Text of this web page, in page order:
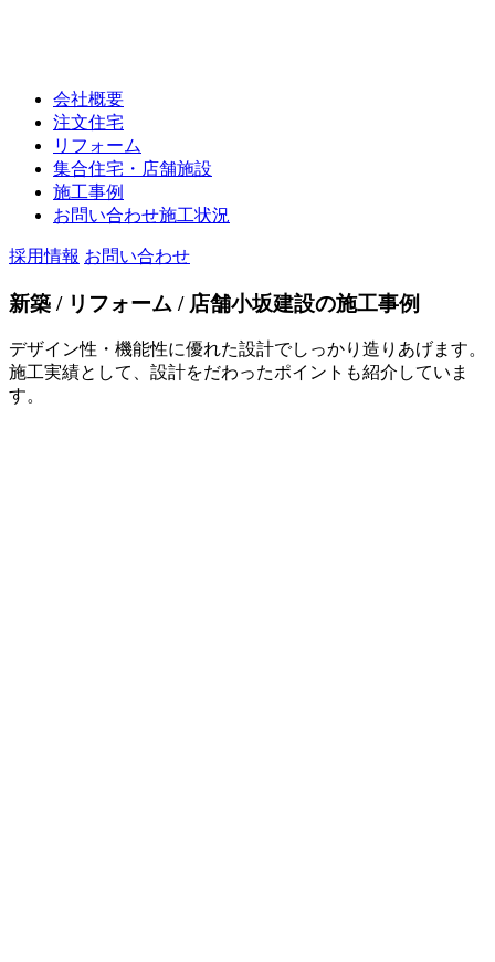
会社概要
注文住宅
リフォーム
集合住宅・店舗施設
施工事例
お問い合わせ施工状況
採用情報 お問い合わせ
新築 / リフォーム / 店舗小坂建設の施工事例
デザイン性・機能性に優れた設計でしっかり造りあげます。
施工実績として、設計をだわったポイントも紹介していま
す。